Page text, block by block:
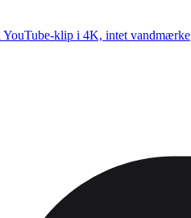
YouTube-klip i 4K, intet vandmærke